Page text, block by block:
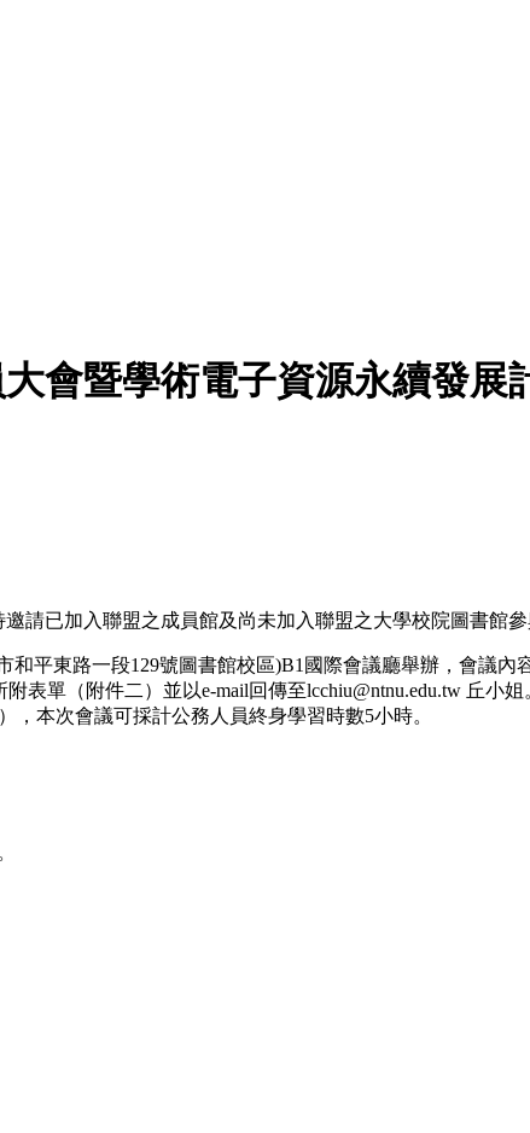
會暨學術電子資源永續發展
請已加入聯盟之成員館及尚未加入聯盟之大學校院圖書館參
平東路一段129號圖書館校區)B1國際會議廳舉辦，會議內
表單（附件二）並以e-mail回傳至lcchiu@ntnu.edu.tw 丘小姐
），本次會議可採計公務人員終身學習時數5小時。